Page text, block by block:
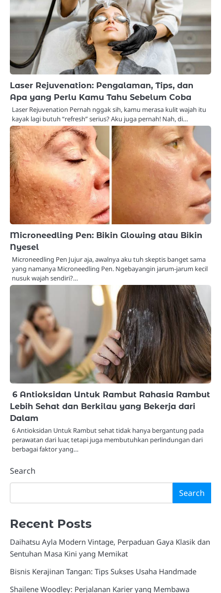
Laser Rejuvenation: Pengalaman, Tips, dan
Apa yang Perlu Kamu Tahu Sebelum Coba
Laser Rejuvenation Pernah nggak sih, kamu merasa kulit wajah itu
kayak lagi butuh “refresh” serius? Aku juga pernah! Nah, di…
Microneedling Pen: Bikin Glowing atau Bikin
Nyesel
Microneedling Pen Jujur aja, awalnya aku tuh skeptis banget sama
yang namanya Microneedling Pen. Ngebayangin jarum-jarum kecil
nusuk wajah sendiri?…
6 Antioksidan Untuk Rambut Rahasia Rambut
Lebih Sehat dan Berkilau yang Bekerja dari
Dalam
6 Antioksidan Untuk Rambut sehat tidak hanya bergantung pada
perawatan dari luar, tetapi juga membutuhkan perlindungan dari
berbagai faktor yang…
Search
Search
Recent Posts
Daihatsu Ayla Modern Vintage, Perpaduan Gaya Klasik dan
Sentuhan Masa Kini yang Memikat
Bisnis Kerajinan Tangan: Tips Sukses Usaha Handmade
Shailene Woodley: Perjalanan Karier yang Membawa